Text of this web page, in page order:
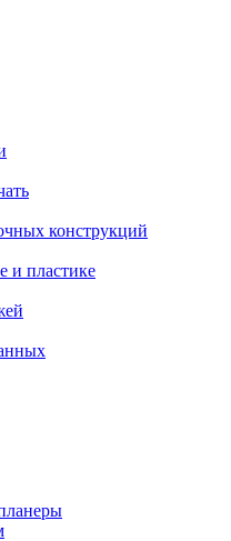
конструкций
и пластике